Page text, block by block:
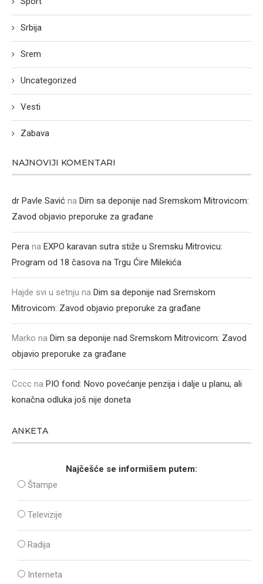
Srbija
Srem
Uncategorized
Vesti
Zabava
NAJNOVIJI KOMENTARI
dr Pavle Savić na Dim sa deponije nad Sremskom Mitrovicom:
Zavod objavio preporuke za građane
Pera na EXPO karavan sutra stiže u Sremsku Mitrovicu:
Program od 18 časova na Trgu Ćire Milekića
Hajde svi u setnju na Dim sa deponije nad Sremskom
Mitrovicom: Zavod objavio preporuke za građane
Marko na Dim sa deponije nad Sremskom Mitrovicom: Zavod
objavio preporuke za građane
Cccc na PIO fond: Novo povećanje penzija i dalje u planu, ali
konačna odluka još nije doneta
ANKETA
Najčešće se informišem putem:
Štampe
Televizije
Radija
Interneta